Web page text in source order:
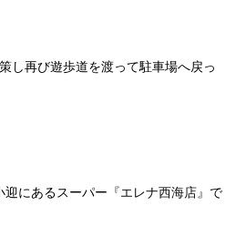
し再び遊歩道を渡って駐車場へ戻っ
迎にあるスーパー 『エレナ西海店』 で